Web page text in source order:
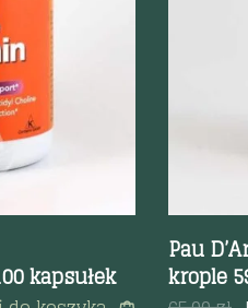
kapsułek
Pau
krople